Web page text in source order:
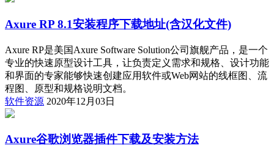
Axure RP 8.1安装程序下载地址(含汉化文件)
Axure RP是美国Axure Software Solution公司旗舰产品，是一个
专业的快速原型设计工具，让负责定义需求和规格、设计功能
和界面的专家能够快速创建应用软件或Web网站的线框图、流
程图、原型和规格说明文档。
软件资源 2020年12月03日
Axure谷歌浏览器插件下载及安装方法